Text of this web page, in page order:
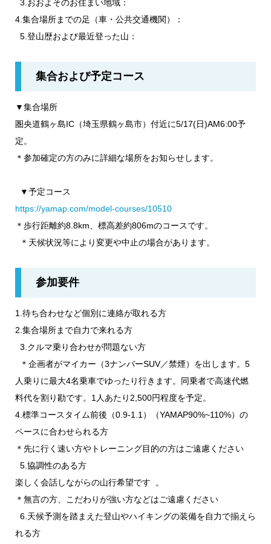
3.おおよそのお住まい地域：
4.集合場所までの足（車・公共交通機関）：
5.登山歴および最近登った山：
集合および予定コース
▼集合場所
圏央道鶴ヶ島IC（埼玉県鶴ヶ島市）付近に5/17(日)AM6:00予
定。
＊参加確定の方のみに詳細な場所をお知らせします。
▼予定コース
https://yamap.com/model-courses/10510
＊歩行距離約8.8km、標高差約806mのコースです。
＊天候状況等により変更や中止の場合があります。
参加要件
1.待ち合わせなど個別に連絡が取れる方
2.集合場所まで自力で来れる方
3.クルマ乗り合わせが問題ない方
＊企画者がマイカー（3ナンバーSUV／禁煙）を出します。5
人乗りに最大4名乗車でゆったり行きます。同乗者で高速代燃
料代を割り勘です。1人あたり2,500円程度を予定。
4.標準コースタイム前後（0.9-1.1）（YAMAP90%~110%）の
ペースに合わせられる方
＊先に行く速い方やトレーニング目的の方はご遠慮ください
5.協調性のある方
楽しく会話しながらの山行希望です 。
＊無言の方、こだわりが強い方などはご遠慮ください
6.天候予測を踏まえた登山やハイキングの装備を自力で揃えら
れる方